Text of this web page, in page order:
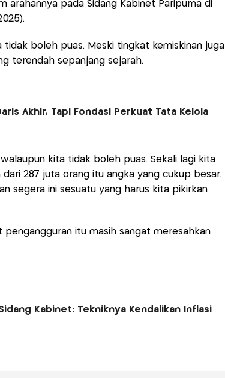
arahannya pada Sidang Kabinet Paripurna di
tidak boleh puas. Meski tingkat kemiskinan juga
terendah sepanjang sejarah.
Akhir, Tapi Fondasi Perkuat Tata Kelola
kita tidak boleh puas. Sekali lagi kita
287 juta orang itu angka yang cukup besar.
segera ini sesuatu yang harus kita pikirkan
itu masih sangat meresahkan
Kabinet: Tekniknya Kendalikan Inflasi